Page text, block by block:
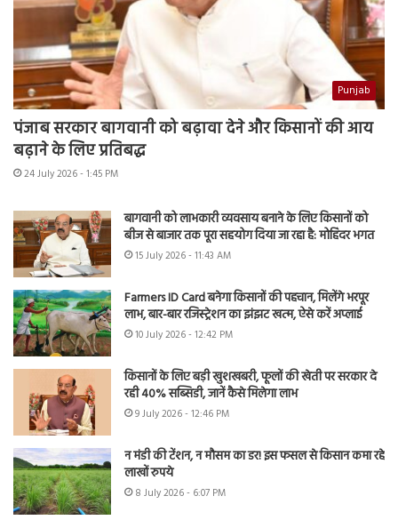
Punjab
पंजाब सरकार बागवानी को बढ़ावा देने और किसानों की आय
बढ़ाने के लिए प्रतिबद्ध
24 July 2026 - 1:45 PM
बागवानी को लाभकारी व्यवसाय बनाने के लिए किसानों को
बीज से बाजार तक पूरा सहयोग दिया जा रहा है: मोहिंदर भगत
15 July 2026 - 11:43 AM
Farmers ID Card बनेगा किसानों की पहचान, मिलेंगे भरपूर
लाभ, बार-बार रजिस्ट्रेशन का झंझट खत्म, ऐसे करें अप्लाई
10 July 2026 - 12:42 PM
किसानों के लिए बड़ी खुशखबरी, फूलों की खेती पर सरकार दे
रही 40% सब्सिडी, जानें कैसे मिलेगा लाभ
9 July 2026 - 12:46 PM
न मंडी की टेंशन, न मौसम का डर! इस फसल से किसान कमा रहे
लाखों रुपये
8 July 2026 - 6:07 PM